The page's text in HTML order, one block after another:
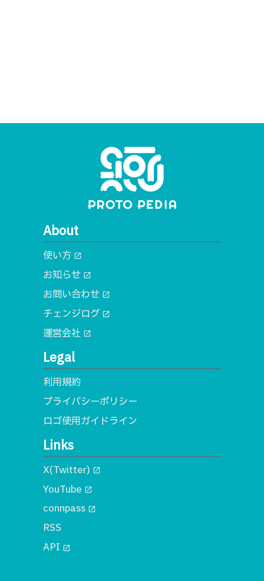
About
使い方 open_in_new
お知らせ open_in_new
お問い合わせ open_in_new
チェンジログ open_in_new
運営会社 open_in_new
Legal
利用規約
プライバシーポリシー
ロゴ使用ガイドライン
Links
X(Twitter) open_in_new
YouTube open_in_new
connpass open_in_new
RSS
API open_in_new